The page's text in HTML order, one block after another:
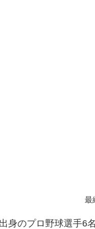
最
身のプロ野球選手6